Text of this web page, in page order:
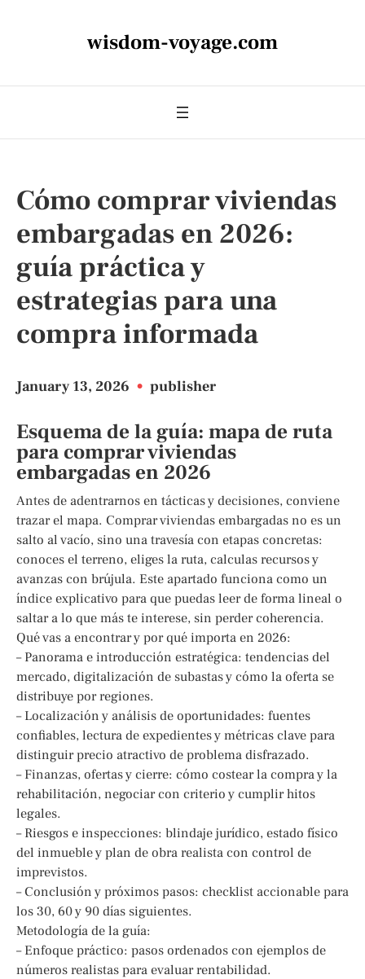
wisdom-voyage.com
Cómo comprar viviendas
embargadas en 2026:
guía práctica y
estrategias para una
compra informada
January 13, 2026 • publisher
Esquema de la guía: mapa de ruta
para comprar viviendas
embargadas en 2026
Antes de adentrarnos en tácticas y decisiones, conviene
trazar el mapa. Comprar viviendas embargadas no es un
salto al vacío, sino una travesía con etapas concretas:
conoces el terreno, eliges la ruta, calculas recursos y
avanzas con brújula. Este apartado funciona como un
índice explicativo para que puedas leer de forma lineal o
saltar a lo que más te interese, sin perder coherencia.
Qué vas a encontrar y por qué importa en 2026:
– Panorama e introducción estratégica: tendencias del
mercado, digitalización de subastas y cómo la oferta se
distribuye por regiones.
– Localización y análisis de oportunidades: fuentes
confiables, lectura de expedientes y métricas clave para
distinguir precio atractivo de problema disfrazado.
– Finanzas, ofertas y cierre: cómo costear la compra y la
rehabilitación, negociar con criterio y cumplir hitos
legales.
– Riesgos e inspecciones: blindaje jurídico, estado físico
del inmueble y plan de obra realista con control de
imprevistos.
– Conclusión y próximos pasos: checklist accionable para
los 30, 60 y 90 días siguientes.
Metodología de la guía:
– Enfoque práctico: pasos ordenados con ejemplos de
números realistas para evaluar rentabilidad.